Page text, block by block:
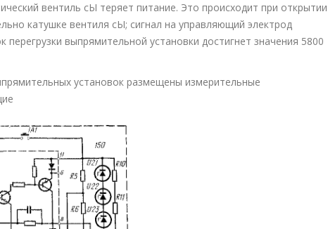
вентиль сЫ теряет питание. Это происходит при открытии
катушке вентиля сЫ; сигнал на управляющий электрод
выпрямительной установки достигнет значения 5800
установок размещены измерительные